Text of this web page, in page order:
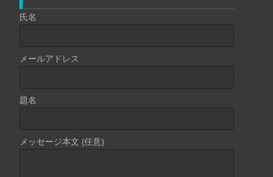
氏名
メールアドレス
題名
メッセージ本文 (任意)